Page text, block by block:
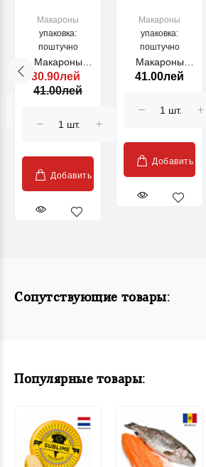
Макароны
упаковка:
поштучно
Макароны
FARFALLE
Nr.78, 500 г.
30.90лей
41.00лей
Добавить
Макароны
упаковка:
поштучно
Макароны
FUSILLI №.63,
41.00лей
Добавить
Сопутствующие товары:
Популярные товары: